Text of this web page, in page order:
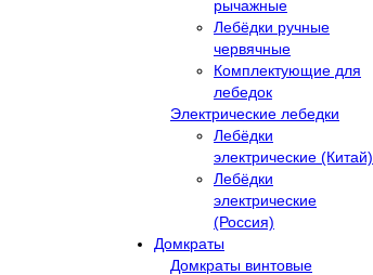
рычажные
Лебёдки ручные
червячные
Комплектующие для
лебедок
Электрические лебедки
Лебёдки
электрические (Китай)
Лебёдки
электрические
(Россия)
Домкраты
Домкраты винтовые